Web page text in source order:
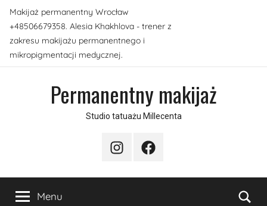
Przejdź
do
treści
Makijaż permanentny Wrocław
+48506679358. Alesia Khakhlova - trener z
zakresu makijażu permanentnego i
mikropigmentacji medycznej.
Permanentny makijaż
Studio tatuażu Millecenta
InstagramFacebook
Menu